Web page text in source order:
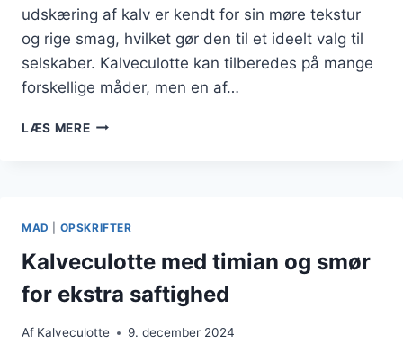
udskæring af kalv er kendt for sin møre tekstur
og rige smag, hvilket gør den til et ideelt valg til
selskaber. Kalveculotte kan tilberedes på mange
forskellige måder, men en af…
LÆS MEREKALVECULOTTE
MAD OPSKRIFTER
Kalveculotte med timian og smør
for ekstra saftighed
Af Kalveculotte 9. december 2024